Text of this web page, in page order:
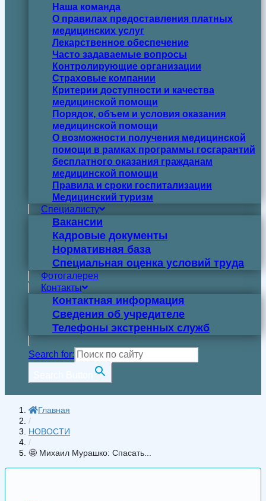
Наша команда
О правилах предоставления платных
медицинских услуг
Лекарственное обеспечение
Часто задаваемые вопросы
Контролирующие организации
Страховые компании
Критерии доступности и качества
медицинской помощи
Порядок, объем и условия оказания
медицинской помощи
О возможности получения медицинской
помощи в рамках программы госгарантий
бесплатного оказания гражданам
медицинской помощи
Правила и сроки госпитализации
Медицинский туризм
Специалисту
Вакансии
Кадровые документы
Нормативная база
Специальная оценка условий труда
Фотогалерея
Контакты
Контактная информация
Сведения об учредителе
Телефоны экстренных служб
Search for:
Главная
/
НОВОСТИ
/
🤩 Михаил Мурашко: Спасать...